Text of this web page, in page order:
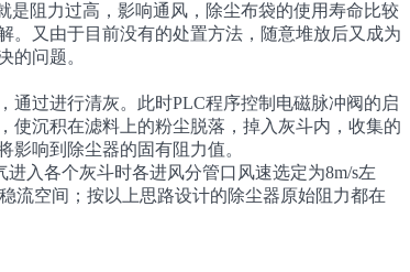
是阻力过高，影响通风，除尘布袋的使用寿命比较
。又由于目前没有的处置方法，随意堆放后又成为
的问题。
过进行清灰。此时PLC程序控制电磁脉冲阀的启
使沉积在滤料上的粉尘脱落，掉入灰斗内，收集的
影响到除尘器的固有阻力值。
入各个灰斗时各进风分管口风速选定为8m/s左
流空间；按以上思路设计的除尘器原始阻力都在